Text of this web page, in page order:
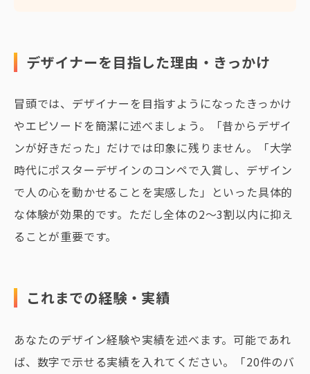
デザイナーを目指した理由・きっかけ
冒頭では、デザイナーを目指すようになったきっかけ
やエピソードを簡潔に述べましょう。「昔からデザイ
ンが好きだった」だけでは印象に残りません。「大学
時代にポスターデザインのコンペで入賞し、デザイン
で人の心を動かせることを実感した」といった具体的
な体験が効果的です。ただし全体の2〜3割以内に抑え
ることが重要です。
これまでの経験・実績
あなたのデザイン経験や実績を述べます。可能であれ
ば、数字で示せる実績を入れてください。「20件のバ